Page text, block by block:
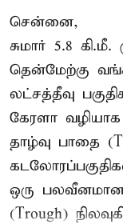
சென்னை,
சுமார் 5.8
தென்மேற்கு
லட்சத்தீவு
கேரளா
தாழ்வு பாதை
ஒரு பலவீனமான
(Trough)